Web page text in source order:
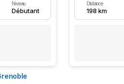
Niveau
Débutant
Distance
198 km